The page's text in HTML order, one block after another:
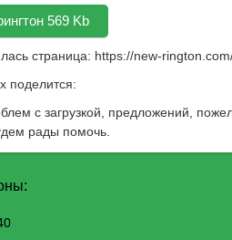
569 Kb
страница: https://new-
поделится:
с загрузкой, предложений,
рады помочь.